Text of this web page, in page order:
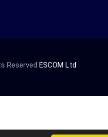
Reserved ESCOM Ltd